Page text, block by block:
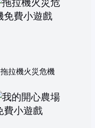
拖拉機火災危機